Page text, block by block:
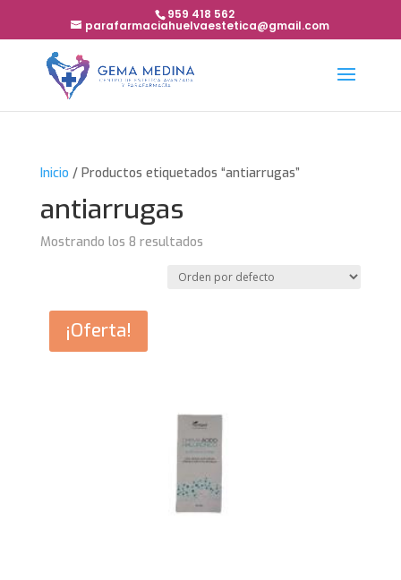
959 418 562
parafarmaciahuelvaestetica@gmail.com
Inicio / Productos etiquetados “antiarrugas”
antiarrugas
Mostrando los 8 resultados
¡Oferta!